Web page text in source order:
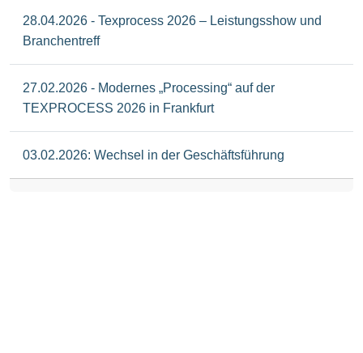
28.04.2026 - Texprocess 2026 – Leistungsshow und
Branchentreff
27.02.2026 - Modernes „Processing“ auf der
TEXPROCESS 2026 in Frankfurt
03.02.2026: Wechsel in der Geschäftsführung